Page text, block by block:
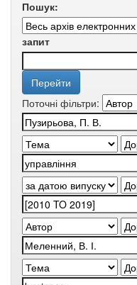
Пошук:
запит
Поточні фільтри: